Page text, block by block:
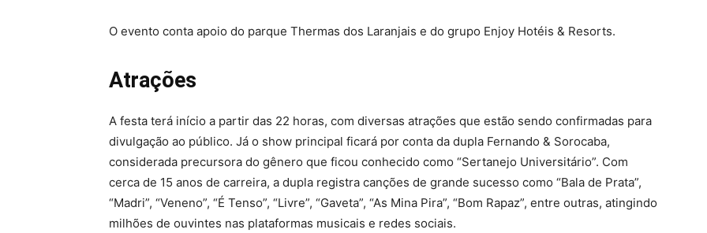
O evento conta apoio do parque Thermas dos Laranjais e do grupo Enjoy Hotéis & Resorts.
Atrações
A festa terá início a partir das 22 horas, com diversas atrações que estão sendo confirmadas para
divulgação ao público. Já o show principal ficará por conta da dupla Fernando & Sorocaba,
considerada precursora do gênero que ficou conhecido como “Sertanejo Universitário”. Com
cerca de 15 anos de carreira, a dupla registra canções de grande sucesso como “Bala de Prata”,
“Madri”, “Veneno”, “É Tenso”, “Livre”, “Gaveta”, “As Mina Pira”, “Bom Rapaz”, entre outras, atingindo
milhões de ouvintes nas plataformas musicais e redes sociais.